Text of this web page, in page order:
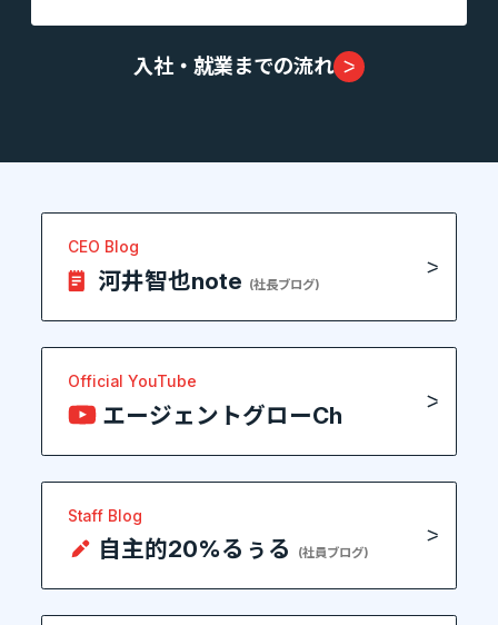
入社・就業までの流れ
CEO Blog
河井智也note (社長ブログ)
Official YouTube
エージェントグローCh
Staff Blog
自主的20%るぅる (社員ブログ)